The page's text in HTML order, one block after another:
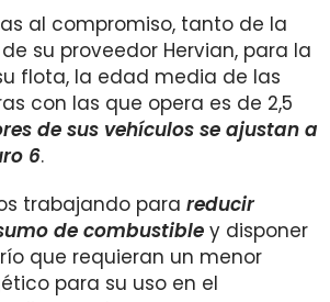
al compromiso, tanto de la
su proveedor Hervian, para la
flota, la edad media de las
con las que opera es de 2,5
de sus vehículos se ajustan a
6.
trabajando para reducir
de combustible y disponer
que requieran un menor
para su uso en el